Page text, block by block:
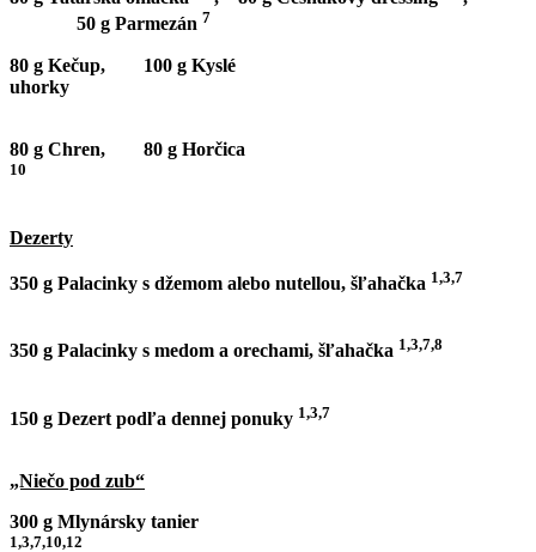
50 g Parmezán 7
80 g Kečup, 100 g Kyslé
uhorky
80 g Chren, 80 g Horčica
10
Dezerty
350 g Palacinky s džemom alebo nutellou, šľahačka 1,3,7
350 g Palacinky s medom a orechami, šľahačka 1,3,7,8
150 g Dezert podľa dennej ponuky 1,3,7
„Niečo pod zub“
300 g Mlynársky tanier
1,3,7,10,12